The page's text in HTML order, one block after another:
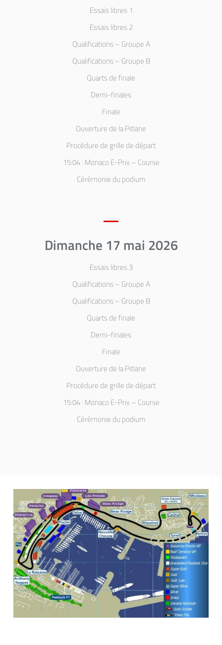
Essais libres 1
Essais libres 2
Qualifications – Groupe A
Qualifications – Groupe B
Quarts de finale
Demi-finales
Finale
Ouverture de la Pitlane
Procédure de grille de départ
15:04 : Monaco E-Prix – Course
Cérémonie du podium
Dimanche 17 mai 2026
Essais libres 3
Qualifications – Groupe A
Qualifications – Groupe B
Quarts de finale
Demi-finales
Finale
Ouverture de la Pitlane
Procédure de grille de départ
15:04 : Monaco E-Prix – Course
Cérémonie du podium